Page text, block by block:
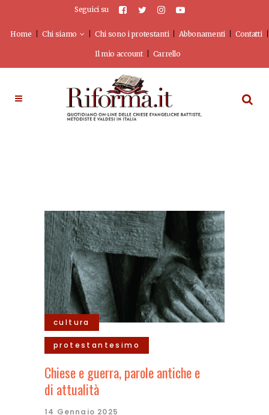
Seguici su
Home Chi siamo Chi sono i protestanti Abbonamenti Contatti
Il mio account Carrello
cultura
protestantesimo
Chiese e guerra, parole antiche e
di attualità
14 Gennaio 2025